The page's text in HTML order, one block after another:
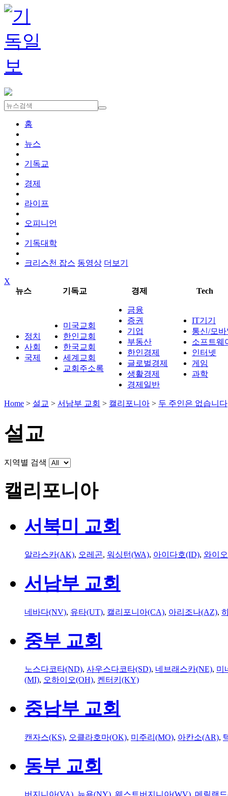
홈
뉴스
기독교
경제
라이프
오피니언
기독대학
크리스천 잡스 동영상 더보기
X
뉴스
기독교 경제 Tech
정치
사회
국제
미국교회
한인교회
한국교회
세계교회
교회주소록
금융
증권
기업
부동산
한인경제
글로벌경제
생활경제
경제일반
IT기기
통신/모
소프트웨
인터넷
게임
과학
Home > 설교 > 서남부 교회 > 캘리포니아 > 두 주인은 없습니다
설교
지역별 검색
캘리포니아
서북미 교회
알라스카(AK), 오레곤, 워싱턴(WA), 아이다호(ID), 와이
서남부 교회
네바다(NV), 유타(UT), 캘리포니아(CA), 아리조나(AZ),
중부 교회
노스다코타(ND), 사우스다코타(SD), 네브래스카(NE), 미
(MI), 오하이오(OH), 켄터키(KY)
중남부 교회
캔자스(KS), 오클라호마(OK), 미주리(MO), 아칸소(AR),
동부 교회